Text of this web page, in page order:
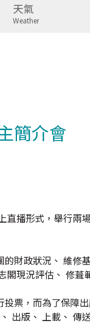
天氣
Weather
簡介會
播形式，舉行兩
財政狀況、 維修
現況評估、 修葺
票，而為了保障
出版、 上載、 傳